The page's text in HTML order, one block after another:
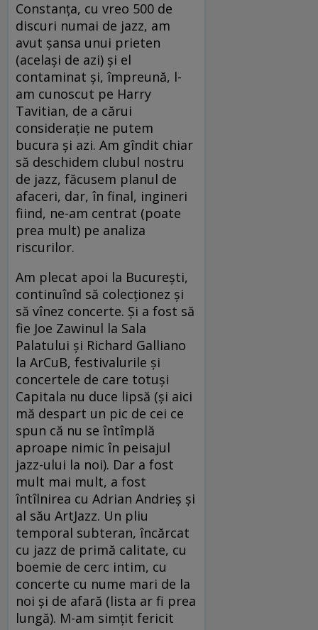
Constanţa, cu vreo 500 de
discuri numai de jazz, am
avut şansa unui prieten
(acelaşi de azi) şi el
contaminat şi, împreună, l-
am cunoscut pe Harry
Tavitian, de a cărui
consideraţie ne putem
bucura şi azi. Am gîndit chiar
să deschidem clubul nostru
de jazz, făcusem planul de
afaceri, dar, în final, ingineri
fiind, ne-am centrat (poate
prea mult) pe analiza
riscurilor.
Am plecat apoi la Bucureşti,
continuînd să colecţionez şi
să vînez concerte. Şi a fost să
fie Joe Zawinul la Sala
Palatului şi Richard Galliano
la ArCuB, festivalurile şi
concertele de care totuşi
Capitala nu duce lipsă (şi aici
mă despart un pic de cei ce
spun că nu se întîmplă
aproape nimic în peisajul
jazz-ului la noi). Dar a fost
mult mai mult, a fost
întîlnirea cu Adrian Andrieş şi
al său ArtJazz. Un pliu
temporal subteran, încărcat
cu jazz de primă calitate, cu
boemie de cerc intim, cu
concerte cu nume mari de la
noi şi de afară (lista ar fi prea
lungă). M-am simţit fericit